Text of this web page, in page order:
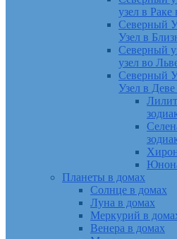
узел в Раке
Северный
Узел в
Северный
узел во
Северный
Узел в
Планеты в домах
Солнце в домах
Луна в домах
Меркурий в
Венера в домах